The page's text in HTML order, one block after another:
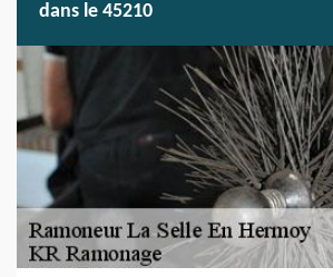
dans le 45210